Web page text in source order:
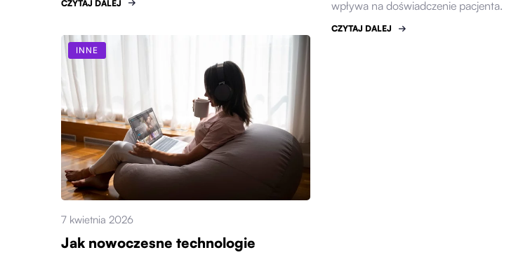
CZYTAJ DALEJ
wpływa na doświadczenie pacjenta.
CZYTAJ DALEJ
INNE
7 kwietnia 2026
Jak nowoczesne technologie